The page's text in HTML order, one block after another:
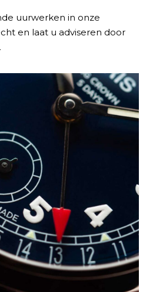
uurwerken in onze
en laat u adviseren door